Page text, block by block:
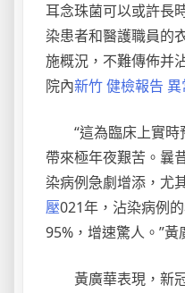
耳念珠菌可以或許長
染患者和醫護職員的
施概況，不難傳佈并
院內新竹 健檢報告 異
“這為臨床上實
帶來極年夜艱苦。曩
染病例急劇增添，尤
壓021年，沾染病例
95%，增速驚人。”黃
黃廣華表現，新